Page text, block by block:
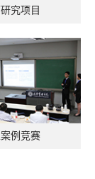
究项目
例竞赛